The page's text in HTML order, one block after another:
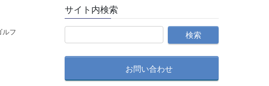
フ
リ
ー
記
事
索
サイト内検索
お問い合わせ